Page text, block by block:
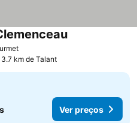
3.7 km de Talant
Ver preços